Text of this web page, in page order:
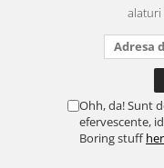
alaturi
Ohh, da! Sunt
efervescente,
Boring stuff